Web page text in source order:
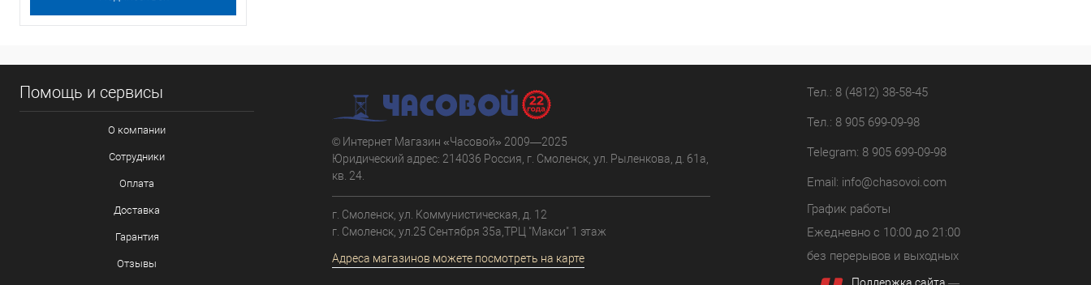
Помощь и сервисы
О компании
Сотрудники
Оплата
Доставка
Гарантия
Отзывы
© Интернет Магазин «Часовой» 2009—2025
Юридический адрес: 214036 Россия, г. Смоленск, ул. Рыленкова, д. 61а,
кв. 24.
г. Смоленск, ул. Коммунистическая, д. 12
г. Смоленск, ул.25 Сентября 35а,ТРЦ "Макси" 1 этаж
Адреса магазинов можете посмотреть на карте
Тел.: 8 (4812) 38-58-45
Тел.: 8 905 699-09-98
Telegram: 8 905 699-09-98
Email: info@chasovoi.com
График работы
Ежедневно с 10:00 до 21:00
без перерывов и выходных